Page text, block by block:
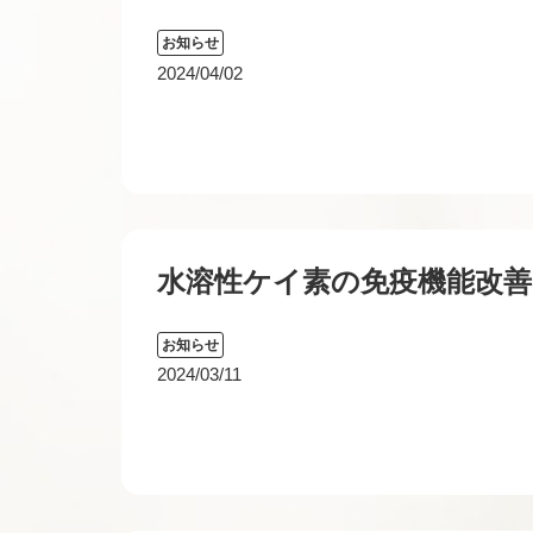
お知らせ
2024/04/02
水溶性ケイ素の免疫機能改
お知らせ
2024/03/11